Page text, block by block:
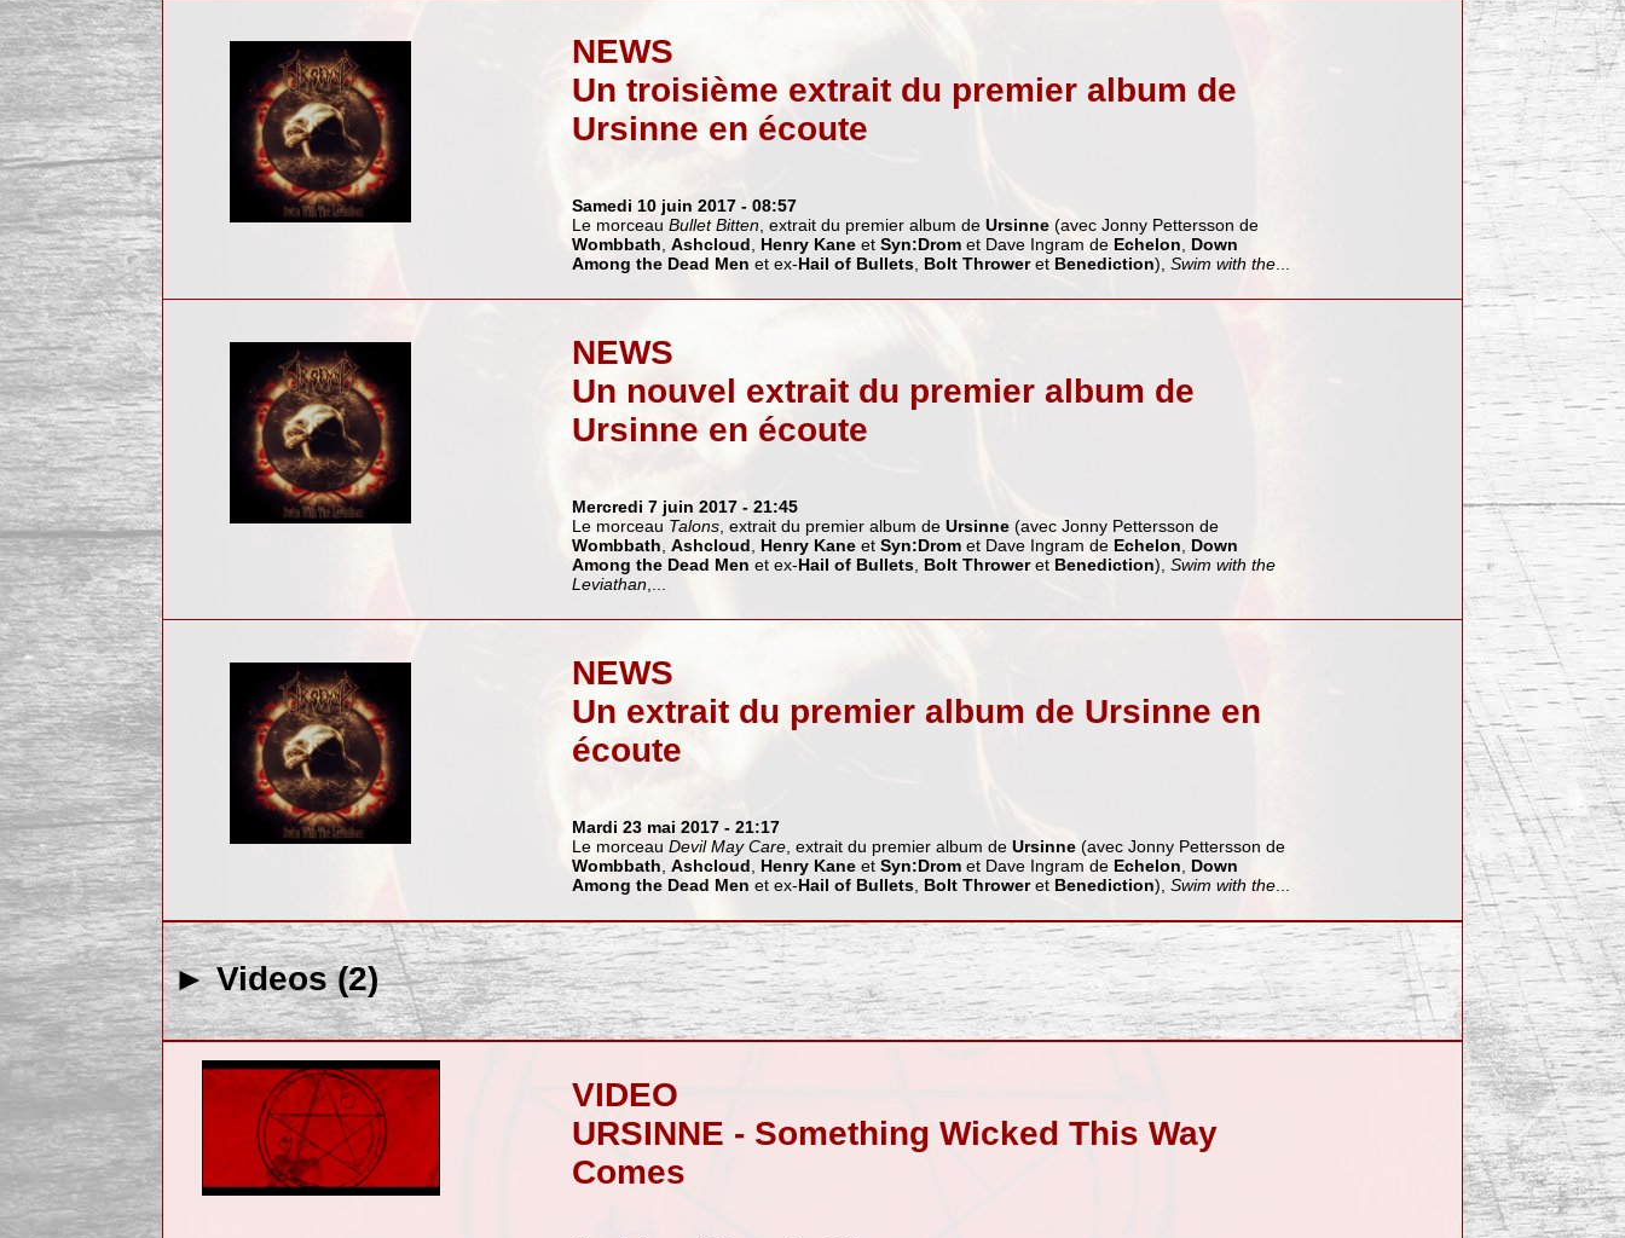
NEWS
Un troisième extrait du premier album de
Ursinne en écoute
Samedi 10 juin 2017 - 08:57
Le morceau Bullet Bitten, extrait du premier album de Ursinne(avec Jonny Pettersson de
Wombbath Ashcloud Henry Kaneet Syn:Dromet Dave Ingram de Echelon
Down
Among the Dead Men et ex-Hail of Bullets, Bolt Throweret Benediction), Swim with the...
NEWS
Un nouvel extrait du premier album de
Ursinne en écoute
Mercredi 7 juin 2017 - 21:45
Le morceau Talons, extrait du premier album de Ursinne(avec Jonny Pettersson de
Wombbath Ashcloud Henry Kaneet Syn:Dromet Dave Ingram de Echelon
Down
Among the Dead Men et ex-Hail of Bullets, Bolt Throweret Benediction), Swim with the
Leviathan,...
NEWS
Un extrait du premier album de Ursinne en
écoute
Mardi 23 mai 2017 - 21:17
Le morceau Devil May Care, extrait du premier album de Ursinne(avec Jonny Pettersson de
Wombbath Ashcloud Henry Kaneet Syn:Dromet Dave Ingram de Echelon
Down
Among the Dead Men et ex-Hail of Bullets, Bolt Throweret Benediction), Swim with the...
► Videos (2)
VIDEO
URSINNE - Something Wicked This Way
Comes